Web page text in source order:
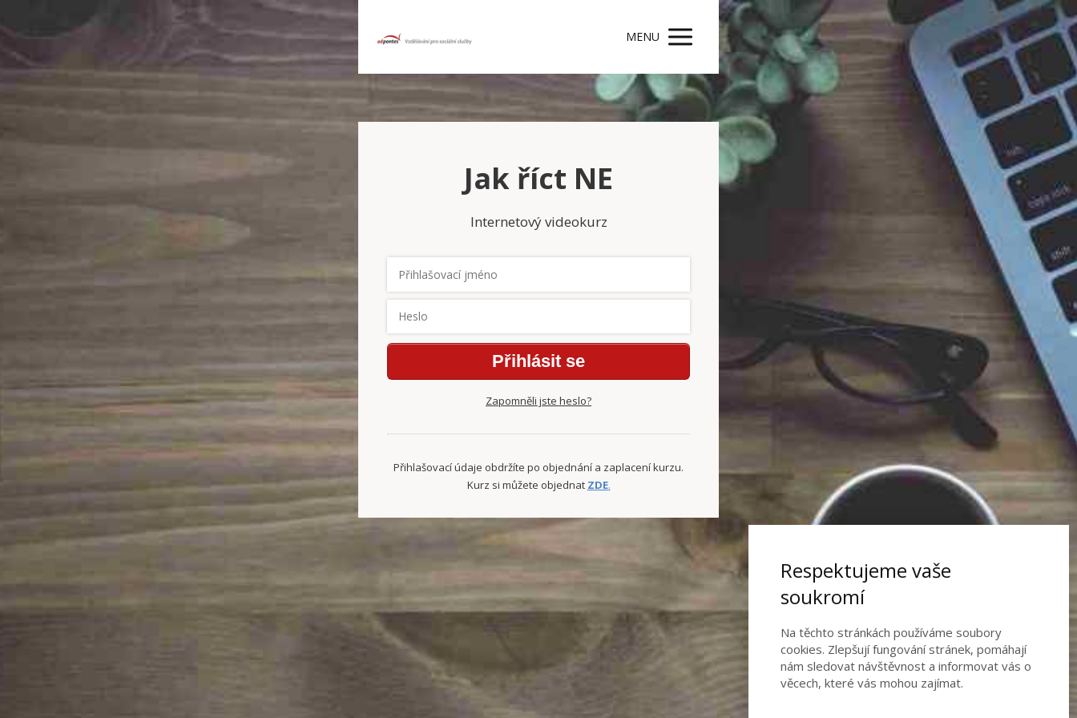
MENU
Jak říct NE
Internetový videokurz
Přihlásit se
Zapomněli jste heslo?
Přihlašovací údaje obdržíte po objednání a zaplacení kurzu.
Kurz si můžete objednat ZDE.
Respektujeme vaše
soukromí
Na těchto stránkách používáme soubory
cookies. Zlepšují fungování stránek, pomáhají
nám sledovat návštěvnost a informovat vás o
věcech, které vás mohou zajímat.